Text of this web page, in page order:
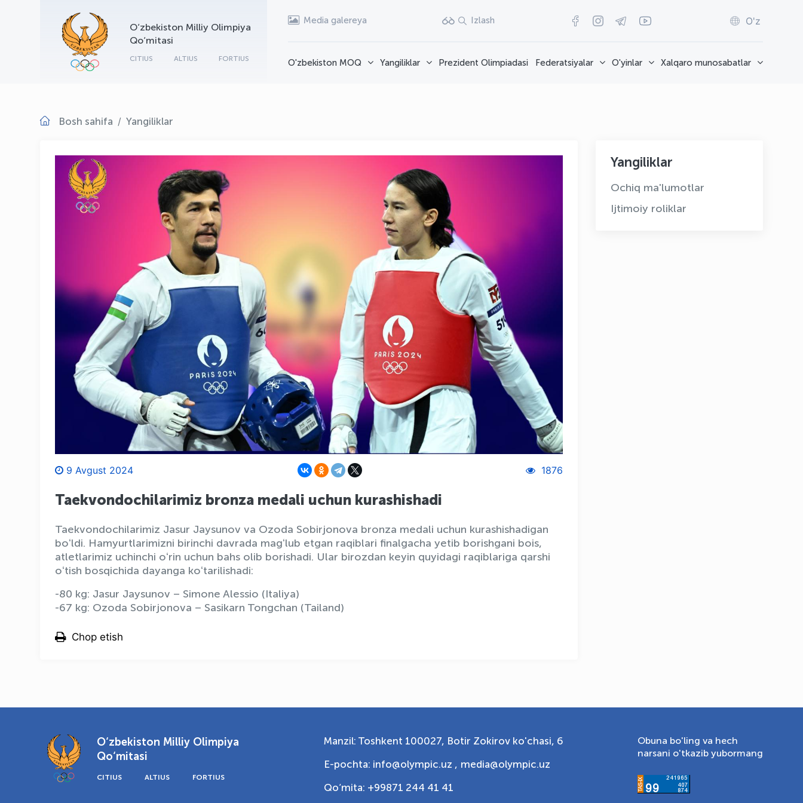
O‘zbekiston Milliy Olimpiya
Qo‘mitasi
CITIUS ALTIUS FORTIUS
Media galereya Izlash O'z
O'zbekiston MOQ Yangiliklar Prezident Olimpiadasi Federatsiyalar O'yinlar Xalqaro munosabatlar
Bosh sahifa Yangiliklar
9 Avgust 2024 1876
Taekvondochilarimiz bronza medali uchun kurashishadi
Taekvondochilarimiz Jasur Jaysunov va Ozoda Sobirjonova bronza medali uchun kurashishadigan
boʻldi. Hamyurtlarimizni birinchi davrada magʻlub etgan raqiblari finalgacha yetib borishgani bois,
atletlarimiz uchinchi oʻrin uchun bahs olib borishadi. Ular birozdan keyin quyidagi raqiblariga qarshi
oʻtish bosqichida dayanga koʻtarilishadi:
-80 kg: Jasur Jaysunov – Simone Alessio (Italiya)
-67 kg: Ozoda Sobirjonova – Sasikarn Tongchan (Tailand)
Chop etish
Yangiliklar
Ochiq ma'lumotlar
Ijtimoiy roliklar
O‘zbekiston Milliy Olimpiya
Qo‘mitasi
CITIUS ALTIUS FORTIUS
Manzil: Toshkent 100027, Botir Zokirov ko'chasi, 6
E-pochta: info@olympic.uz , media@olympic.uz
Qo‘mita: +99871 244 41 41
Obuna bo'ling va hech
narsani o'tkazib yubormang